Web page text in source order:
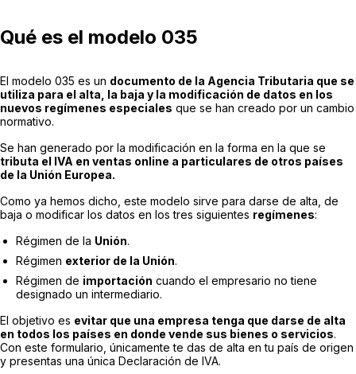
Qué es el modelo 035
El modelo 035 es un documento de la Agencia Tributaria que se
utiliza para el alta, la baja y la modificación de datos en los
nuevos regímenes especiales que se han creado por un cambio
normativo.
Se han generado por la modificación en la forma en la que se
tributa el IVA en ventas online a particulares de otros países
de la Unión Europea.
Como ya hemos dicho, este modelo sirve para darse de alta, de
baja o modificar los datos en los tres siguientes regímenes:
Régimen de la Unión.
Régimen exterior de la Unión.
Régimen de importación cuando el empresario no tiene
designado un intermediario.
El objetivo es evitar que una empresa tenga que darse de alta
en todos los países en donde vende sus bienes o servicios.
Con este formulario, únicamente te das de alta en tu país de origen
y presentas una única Declaración de IVA.